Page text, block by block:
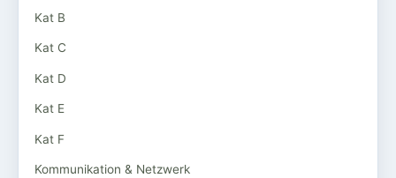
Kat B
Kat C
Kat D
Kat E
Kat F
Kommunikation & Netzwerk